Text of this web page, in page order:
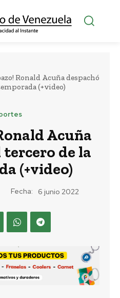
Ronald Acuña despachó
(+video)
Acuña
tercero de la
(+video)
Fecha: 6 junio 2022